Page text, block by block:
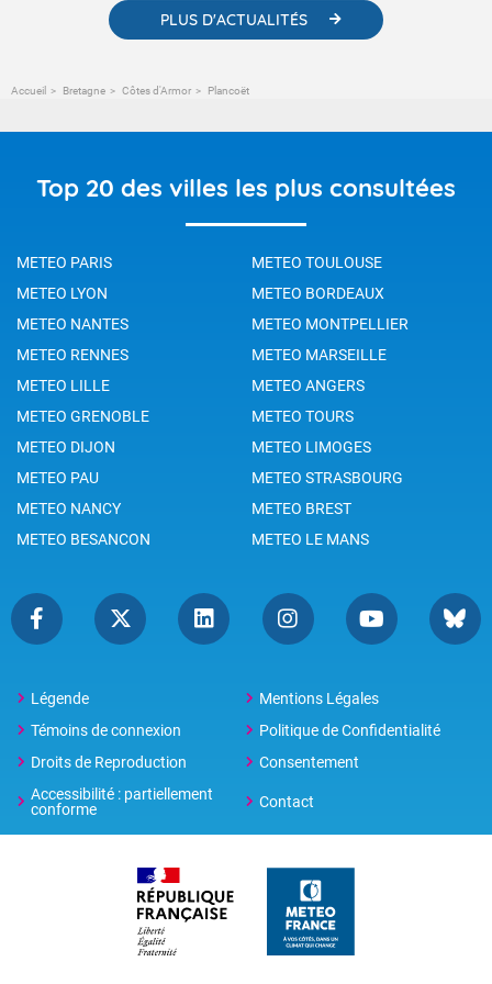
PLUS D'ACTUALITÉS
Accueil Bretagne Côtes d'Armor Plancoët
Top 20 des villes les plus consultées
METEO PARIS
METEO TOULOUSE
METEO LYON
METEO BORDEAUX
METEO NANTES
METEO MONTPELLIER
METEO RENNES
METEO MARSEILLE
METEO LILLE
METEO ANGERS
METEO GRENOBLE
METEO TOURS
METEO DIJON
METEO LIMOGES
METEO PAU
METEO STRASBOURG
METEO NANCY
METEO BREST
METEO BESANCON
METEO LE MANS
Légende
Mentions Légales
Témoins de connexion
Politique de Confidentialité
Droits de Reproduction
Consentement
Accessibilité : partiellement
conforme
Contact